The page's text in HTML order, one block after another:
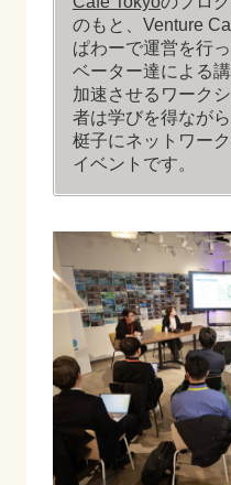
のもと、Venture
ぱわーで運営を行
ベーター達による
加速させるワーク
者は学びを得なが
梃子にネットワー
イベントです。